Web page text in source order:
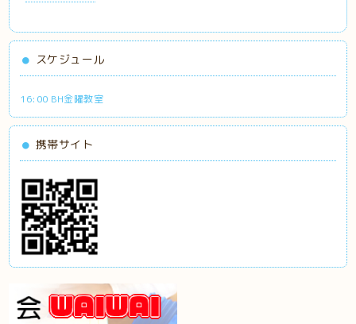
スケジュール
16:00 BH金曜教室
携帯サイト